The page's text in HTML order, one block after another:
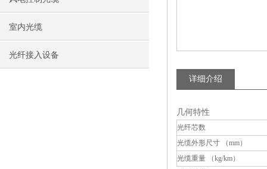
室内光缆
光纤接入设备
详细介绍
几何特性
光纤芯数
光缆外形尺寸 （mm）
光缆重量 （kg/km）